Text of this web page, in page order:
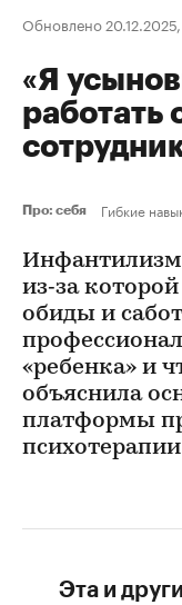
Обновлено
«Я
работать
Про: себя Гибкие
из‑за
обиды и
профессионал
«ребенка» и
объяснила
платформы
Эта и